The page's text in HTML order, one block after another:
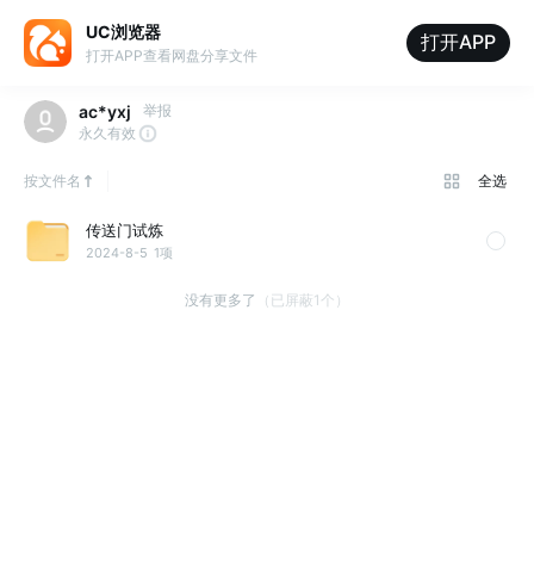
UC浏览器
打开APP查看网盘分享文件
打开APP
ac*yxj
举报
永久有效
按文件名 全选
传送门试炼
2024-8-5 1项
没有更多了 （已屏蔽1个）